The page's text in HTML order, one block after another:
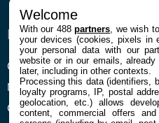
ENTREPRISE
Qui sommes nous
Mentions légales et CGU
Confidentialité et Cookies
Welcome
With our 488partners , we wish
your devices (cookies, pixels in
your personal data with our
website or in our emails,
later, including in other contexts.
Processing this data (identifiers,
loyalty programs, IP, postal
geolocation, etc.) allows
content, commercial offers